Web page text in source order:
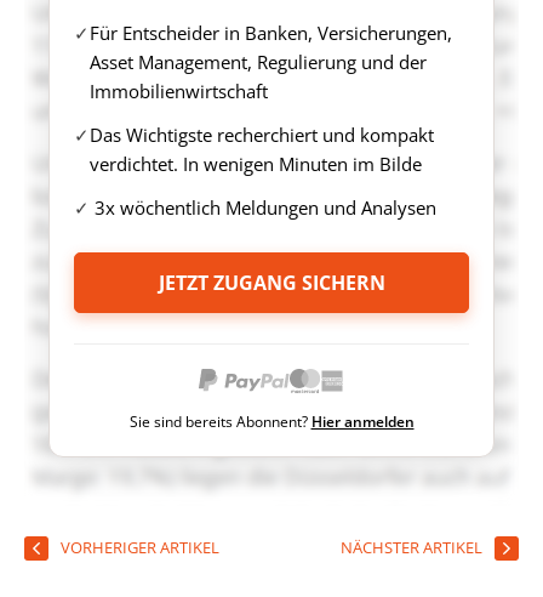
Für Entscheider in Banken, Versicherungen,
Asset Management, Regulierung und der
Immobilienwirtschaft
Das Wichtigste recherchiert und kompakt
verdichtet. In wenigen Minuten im Bilde
3x wöchentlich Meldungen und Analysen
JETZT ZUGANG SICHERN
Sie sind bereits Abonnent? Hier anmelden
VORHERIGER ARTIKEL NÄCHSTER ARTIKEL